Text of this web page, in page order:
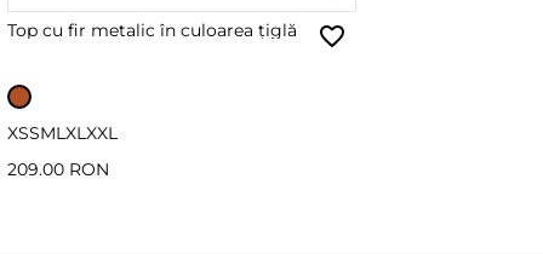
Top cu fir metalic în culoarea țiglă
XSSML XL XXL
209.00 RON